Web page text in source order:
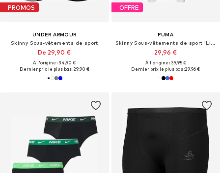
PROMOS
UNDER ARMOUR
Skinny Sous-vêtements de sport
De 29,90 €
À l'origine : 34,90 €
Dernier prix le plus bas :29,90 €
OFFRE
PUMA
Skinny Sous-vêtements de sport 'Liga'
29,96 €
À l'origine : 39,95 €
Dernier prix le plus bas :29,96 €